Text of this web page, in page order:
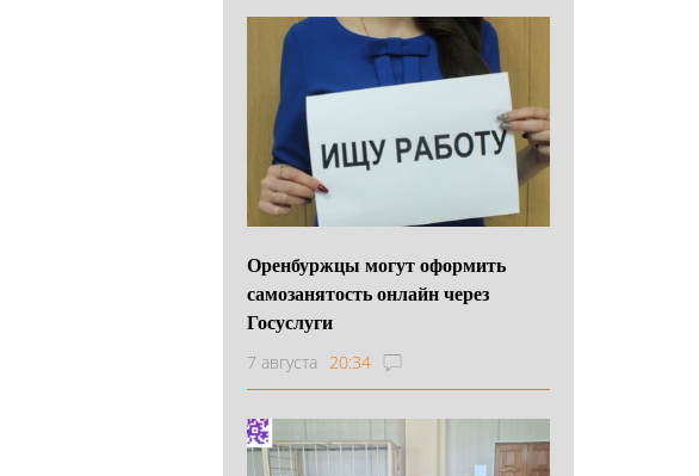
Оренбуржцы могут оформить
самозанятость онлайн через
Госуслуги
7 августа 20:34